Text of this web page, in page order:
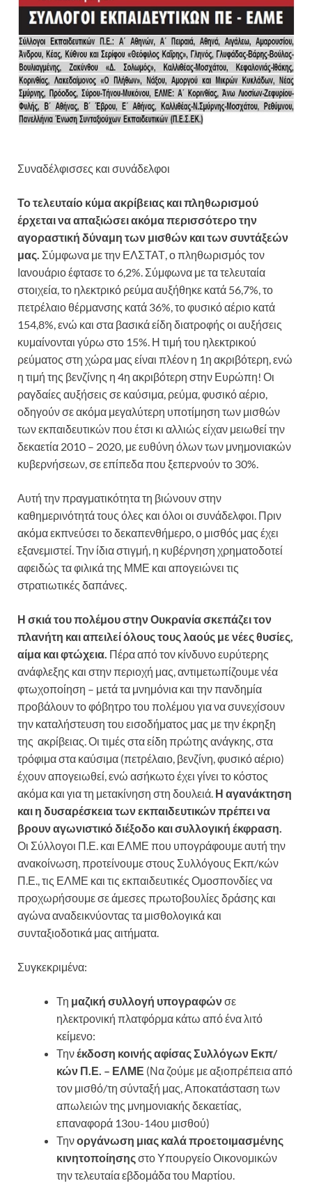
Συναδέλφισσες και συνάδελφοι
Το τελευταίο κύμα ακρίβειας και πληθωρισμού
έρχεται να απαξιώσει ακόμα περισσότερο την
αγοραστική δύναμη των μισθών και των συντάξεών
μας. Σύμφωνα με την ΕΛΣΤΑΤ, ο πληθωρισμός τον
Ιανουάριο έφτασε το 6,2%. Σύμφωνα με τα τελευταία
στοιχεία, το ηλεκτρικό ρεύμα αυξήθηκε κατά 56,7%, το
πετρέλαιο θέρμανσης κατά 36%, το φυσικό αέριο κατά
154,8%, ενώ και στα βασικά είδη διατροφής οι αυξήσεις
κυμαίνονται γύρω στο 15%. Η τιμή του ηλεκτρικού
ρεύματος στη χώρα μας είναι πλέον η 1η ακριβότερη, ενώ
η τιμή της βενζίνης η 4η ακριβότερη στην Ευρώπη! Οι
ραγδαίες αυξήσεις σε καύσιμα, ρεύμα, φυσικό αέριο,
οδηγούν σε ακόμα μεγαλύτερη υποτίμηση των μισθών
των εκπαιδευτικών που έτσι κι αλλιώς είχαν μειωθεί την
δεκαετία 2010 – 2020, με ευθύνη όλων των μνημονιακών
κυβερνήσεων, σε επίπεδα που ξεπερνούν το 30%.
Αυτή την πραγματικότητα τη βιώνουν στην
καθημερινότητά τους όλες και όλοι οι συνάδελφοι. Πριν
ακόμα εκπνεύσει το δεκαπενθήμερο, ο μισθός μας έχει
εξανεμιστεί. Την ίδια στιγμή, η κυβέρνηση χρηματοδοτεί
αφειδώς τα φιλικά της ΜΜΕ και απογειώνει τις
στρατιωτικές δαπάνες.
Η σκιά του πολέμου στην Ουκρανία σκεπάζει τον
πλανήτη και απειλεί όλους τους λαούς με νέες θυσίες,
αίμα και φτώχεια. Πέρα από τον κίνδυνο ευρύτερης
ανάφλεξης και στην περιοχή μας, αντιμετωπίζουμε νέα
φτωχοποίηση – μετά τα μνημόνια και την πανδημία
προβάλουν το φόβητρο του πολέμου για να συνεχίσουν
την καταλήστευση του εισοδήματος μας με την έκρηξη
της ακρίβειας. Οι τιμές στα είδη πρώτης ανάγκης, στα
τρόφιμα στα καύσιμα (πετρέλαιο, βενζίνη, φυσικό αέριο)
έχουν απογειωθεί, ενώ ασήκωτο έχει γίνει το κόστος
ακόμα και για τη μετακίνηση στη δουλειά. Η αγανάκτηση
και η δυσαρέσκεια των εκπαιδευτικών πρέπει να
βρουν αγωνιστικό διέξοδο και συλλογική έκφραση.
Οι Σύλλογοι Π.Ε. και ΕΛΜΕ που υπογράφουμε αυτή την
ανακοίνωση, προτείνουμε στους Συλλόγους Εκπ/κών
Π.Ε., τις ΕΛΜΕ και τις εκπαιδευτικές Ομοσπονδίες να
προχωρήσουμε σε άμεσες πρωτοβουλίες δράσης και
αγώνα αναδεικνύοντας τα μισθολογικά και
συνταξιοδοτικά μας αιτήματα.
Συγκεκριμένα:
Τη μαζική συλλογή υπογραφώνσε
ηλεκτρονική πλατφόρμα κάτω από ένα λιτό
κείμενο:
Τηνέκδοση κοινής αφίσας Συλλόγων Εκπ/
κών Π.Ε. – ΕΛΜΕ (Να ζούμε με αξιοπρέπεια από
τον μισθό/τη σύνταξή μας, Αποκατάσταση των
απωλειών της μνημονιακής δεκαετίας,
επαναφορά 13ου-14ου μισθού)
Τηνοργάνωση μιας καλά προετοιμασμένης
κινητοποίησηςστο Υπουργείο Οικονομικών
την τελευταία εβδομάδα του Μαρτίου.